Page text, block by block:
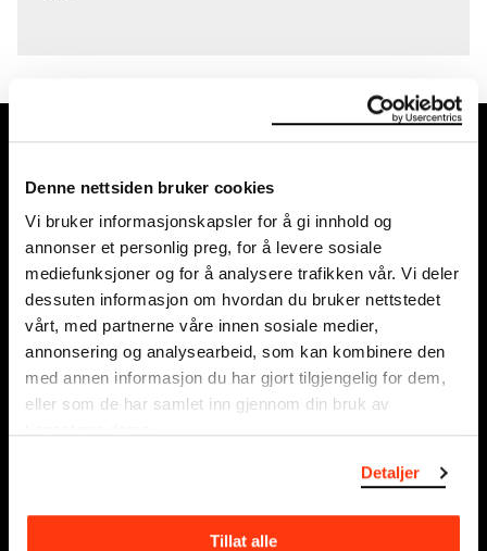
Denne nettsiden bruker cookies
Vi bruker informasjonskapsler for å gi innhold og
annonser et personlig preg, for å levere sosiale
mediefunksjoner og for å analysere trafikken vår. Vi deler
dessuten informasjon om hvordan du bruker nettstedet
vårt, med partnerne våre innen sosiale medier,
annonsering og analysearbeid, som kan kombinere den
med annen informasjon du har gjort tilgjengelig for dem,
eller som de har samlet inn gjennom din bruk av
Detaljer
Tillat alle
Edvard Munchs plass 1, 0194 Oslo
Ordinære åpningstider
Søn - tirs: 10 - 18
Ons - lør: 10 - 21
Se alle åpningstider
Postadresse:
Postboks 3304 Sørenga, 0140 Oslo
info@munch.com